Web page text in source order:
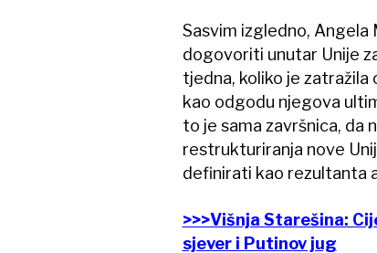
Sasvim izgledno,
dogovoriti unutar Unije
tjedna, koliko je
kao odgodu njegova
to je sama završnica, da
restrukturiranja nove
definirati kao rezultanta
>>>Višnja Starešina:
sjever i Putinov jug